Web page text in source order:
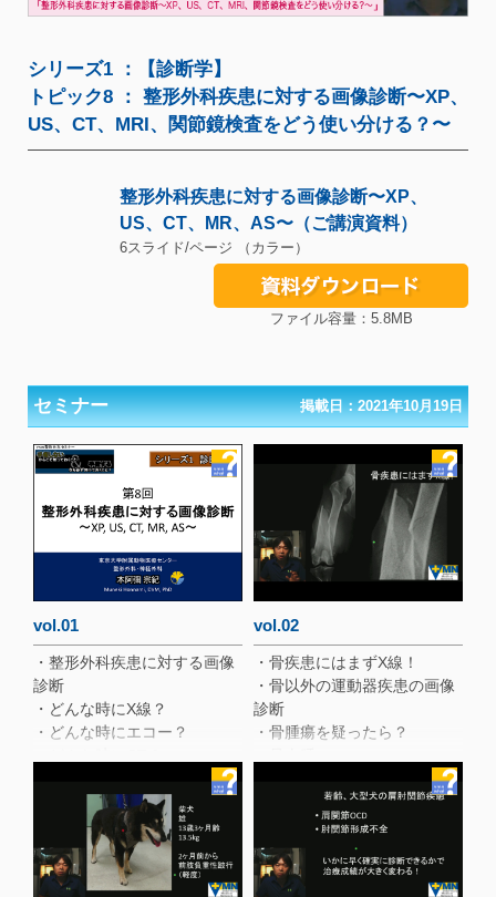
シリーズ1 ：【診断学】
トピック8 ： 整形外科疾患に対する画像診断〜XP、
US、CT、MRI、関節鏡検査をどう使い分ける？〜
整形外科疾患に対する画像診断〜XP、
US、CT、MR、AS〜（ご講演資料）
6スライド/ページ （カラー）
ファイル容量：5.8MB
セミナー 掲載日：2021年10月19日
vol.01
・整形外科疾患に対する画像
診断
・どんな時にX線？
・どんな時にエコー？
・3T MRI（動画あり）
・どんな時に関節鏡？
・関節内の描出法の比較
vol.02
・骨疾患にはまずX線！
・骨以外の運動器疾患の画像
診断
・骨腫瘍を疑ったら？
・骨肉腫のX線所見
・診断は？
・次の検査は？
・CT検査